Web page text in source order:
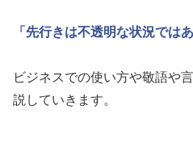
「先行きは不透明な状況では
ビジネスでの使い方や敬語や
説していきます。